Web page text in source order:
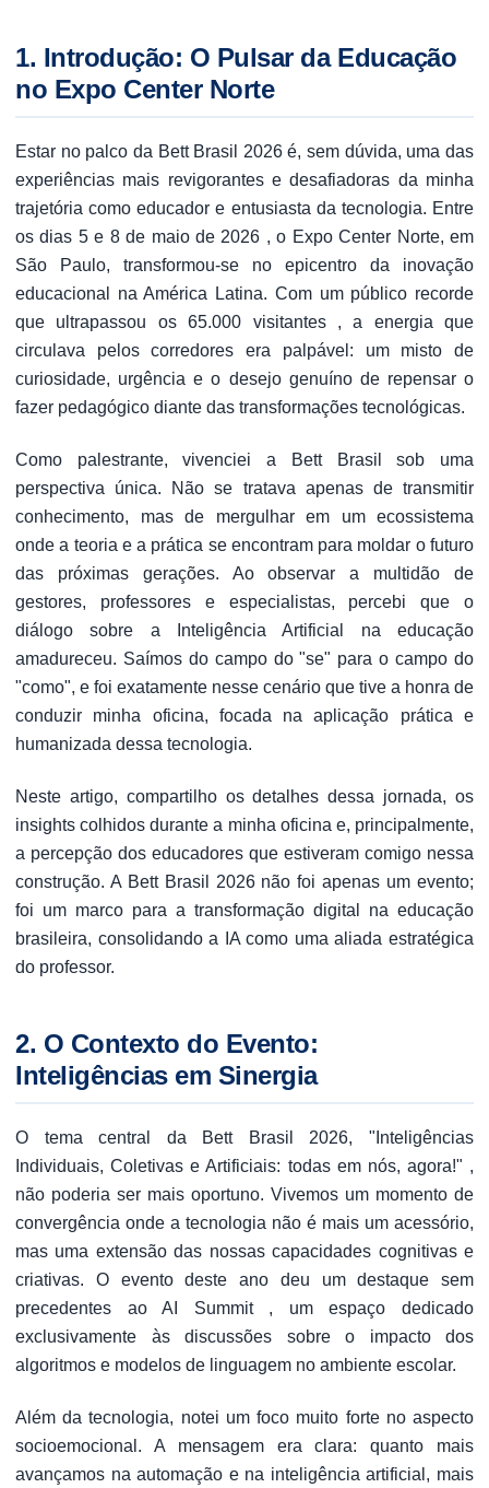
1. Introdução: O Pulsar da Educação
no Expo Center Norte
Estar no palco da Bett Brasil 2026 é, sem dúvida, uma das
experiências mais revigorantes e desafiadoras da minha
trajetória como educador e entusiasta da tecnologia. Entre
os dias 5 e 8 de maio de 2026 , o Expo Center Norte, em
São Paulo, transformou-se no epicentro da inovação
educacional na América Latina. Com um público recorde
que ultrapassou os 65.000 visitantes , a energia que
circulava pelos corredores era palpável: um misto de
curiosidade, urgência e o desejo genuíno de repensar o
fazer pedagógico diante das transformações tecnológicas.
Como palestrante, vivenciei a Bett Brasil sob uma
perspectiva única. Não se tratava apenas de transmitir
conhecimento, mas de mergulhar em um ecossistema
onde a teoria e a prática se encontram para moldar o futuro
das próximas gerações. Ao observar a multidão de
gestores, professores e especialistas, percebi que o
diálogo sobre a Inteligência Artificial na educação
amadureceu. Saímos do campo do "se" para o campo do
"como", e foi exatamente nesse cenário que tive a honra de
conduzir minha oficina, focada na aplicação prática e
humanizada dessa tecnologia.
Neste artigo, compartilho os detalhes dessa jornada, os
insights colhidos durante a minha oficina e, principalmente,
a percepção dos educadores que estiveram comigo nessa
construção. A Bett Brasil 2026 não foi apenas um evento;
foi um marco para a transformação digital na educação
brasileira, consolidando a IA como uma aliada estratégica
do professor.
2. O Contexto do Evento:
Inteligências em Sinergia
O tema central da Bett Brasil 2026, "Inteligências
Individuais, Coletivas e Artificiais: todas em nós, agora!" ,
não poderia ser mais oportuno. Vivemos um momento de
convergência onde a tecnologia não é mais um acessório,
mas uma extensão das nossas capacidades cognitivas e
criativas. O evento deste ano deu um destaque sem
precedentes ao AI Summit , um espaço dedicado
exclusivamente às discussões sobre o impacto dos
algoritmos e modelos de linguagem no ambiente escolar.
Além da tecnologia, notei um foco muito forte no aspecto
socioemocional. A mensagem era clara: quanto mais
avançamos na automação e na inteligência artificial, mais